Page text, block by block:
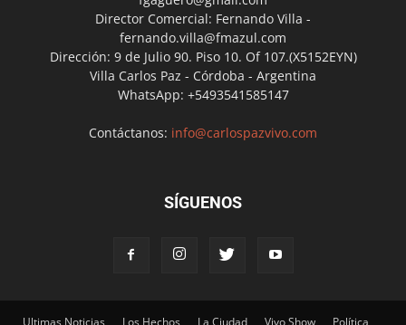
Director Comercial: Fernando Villa -
fernando.villa@fmazul.com
Dirección: 9 de Julio 90. Piso 10. Of 107.(X5152EYN)
Villa Carlos Paz - Córdoba - Argentina
WhatsApp: +5493541585147
Contáctanos: info@carlospazvivo.com
SÍGUENOS
Ultimas Noticias Los Hechos La Ciudad Vivo Show Política